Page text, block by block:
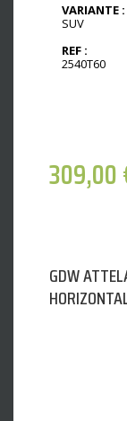
VARIANTE :
SUV
REF :
2540T60
309,00
GDW